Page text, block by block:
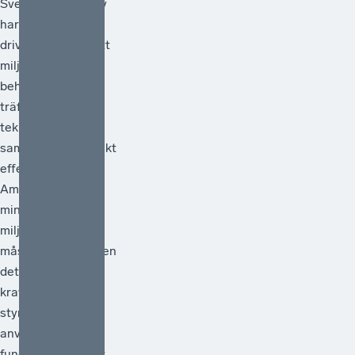
Svenskt Näringsliv
har under lång tid
drivit frågan om att
miljöpolitiken
behöver vara
träffsäker,
teknikneutral och
samhällsekonomiskt
effektiv.[1]
Ambitionen att
minska
miljöpåverkan
måste vara hög men
det måste också
kraven på att de
styrmedel som
används faktiskt